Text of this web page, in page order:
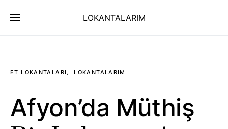
LOKANTALARIM
ET LOKANTALARI LOKANTALARIM
Afyon’da Müthiş